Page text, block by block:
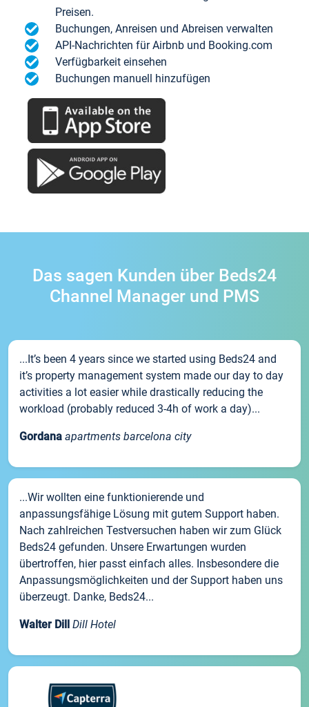
Preisen.
Buchungen, Anreisen und Abreisen verwalten
API-Nachrichten für Airbnb und Booking.com
Verfügbarkeit einsehen
Buchungen manuell hinzufügen
Das sagen Kunden über Beds24
Channel Manager und PMS
...It’s been 4 years since we started using Beds24 and
it’s property management system made our day to day
activities a lot easier while drastically reducing the
workload (probably reduced 3-4h of work a day)...
Gordana apartments barcelona city
...Wir wollten eine funktionierende und
anpassungsfähige Lösung mit gutem Support haben.
Nach zahlreichen Testversuchen haben wir zum Glück
Beds24 gefunden. Unsere Erwartungen wurden
übertroffen, hier passt einfach alles. Insbesondere die
Anpassungsmöglichkeiten und der Support haben uns
überzeugt. Danke, Beds24...
Walter Dill Dill Hotel